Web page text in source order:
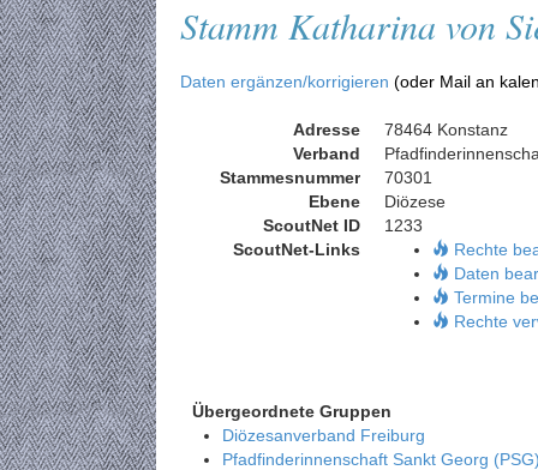
Stamm Katharina von
Daten ergänzen/korrigieren (oder Mail an
Adresse
78464 Konstanz
Verband
Stammesnummer
70301
Ebene
Diözese
ScoutNet ID
1233
ScoutNet-Links
Rechte
Daten
Termine
Rechte
Übergeordnete Gruppen
Diözesanverband Freiburg
Pfadfinderinnenschaft Sankt Georg